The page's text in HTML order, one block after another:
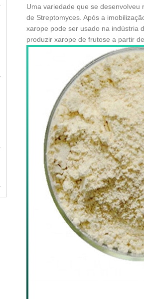
Uma variedade que se
de Streptomyces. Após a
xarope pode ser usado na indústria
produzir xarope de frutose a partir